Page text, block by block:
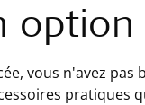
option
vous n'avez